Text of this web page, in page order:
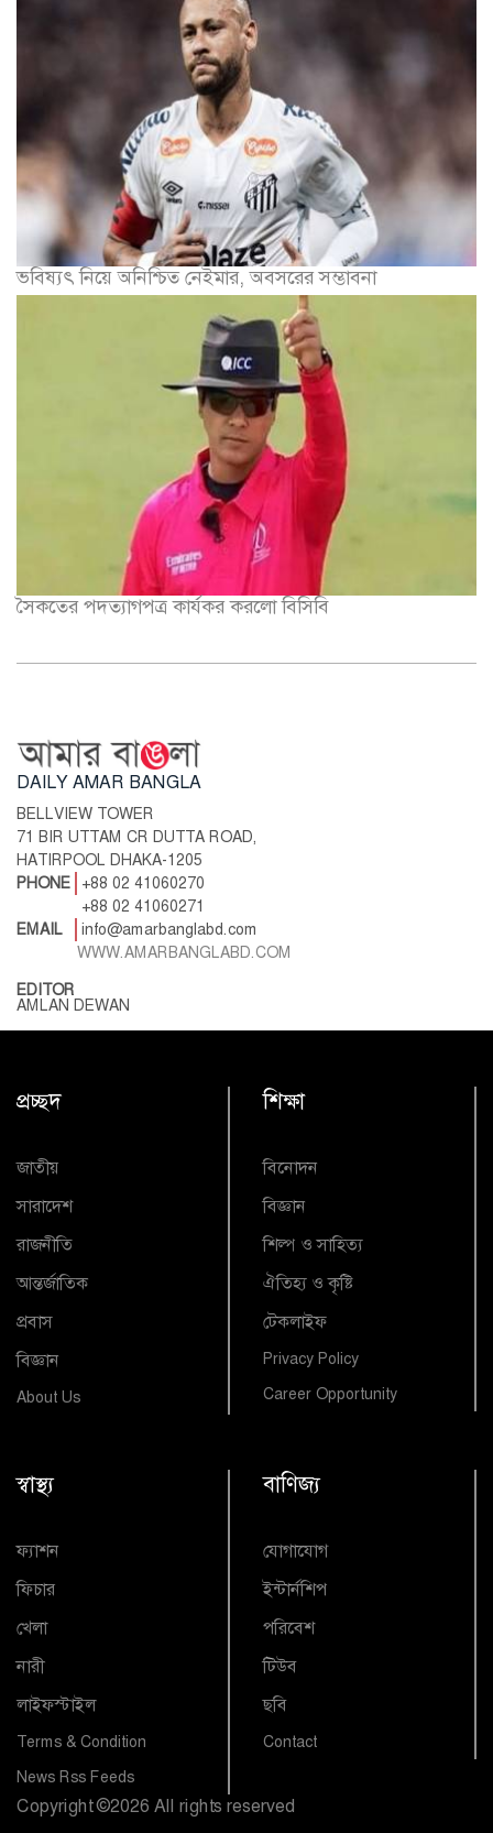
ভবিষ্যৎ নিয়ে অনিশ্চিত নেইমার, অবসরের সম্ভাবনা
সৈকতের পদত্যাগপত্র কার্যকর করলো বিসিবি
DAILY AMAR BANGLA
BELLVIEW TOWER
71 BIR UTTAM CR DUTTA ROAD,
HATIRPOOL DHAKA-1205
PHONE
+88 02 41060270
+88 02 41060271
EMAIL
info@amarbanglabd.com
WWW.AMARBANGLABD.COM
EDITOR
AMLAN DEWAN
প্রচ্ছদ
জাতীয়
সারাদেশ
রাজনীতি
আন্তর্জাতিক
প্রবাস
বিজ্ঞান
About Us
শিক্ষা
বিনোদন
বিজ্ঞান
শিল্প ও সাহিত্য
ঐতিহ্য ও কৃষ্টি
টেকলাইফ
Privacy Policy
Career Opportunity
স্বাস্থ্য
ফ্যাশন
ফিচার
খেলা
নারী
লাইফস্টাইল
Terms & Condition
News Rss Feeds
বাণিজ্য
যোগাযোগ
ইন্টার্নশিপ
পরিবেশ
টিউব
ছবি
Contact
Copyright©2026 All rights reserved